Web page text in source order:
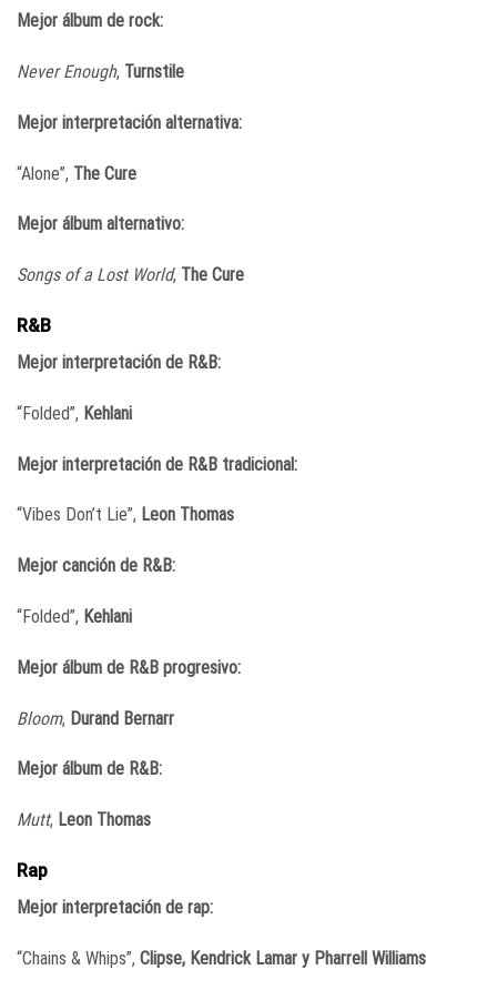
Mejor álbum de rock:
Never Enough, Turnstile
Mejor interpretación alternativa:
“Alone”, The Cure
Mejor álbum alternativo:
Songs of a Lost World, The Cure
R&B
Mejor interpretación de R&B:
“Folded”, Kehlani
Mejor interpretación de R&B tradicional:
“Vibes Don’t Lie”, Leon Thomas
Mejor canción de R&B:
“Folded”, Kehlani
Mejor álbum de R&B progresivo:
Bloom, Durand Bernarr
Mejor álbum de R&B:
Mutt, Leon Thomas
Rap
Mejor interpretación de rap:
“Chains & Whips”, Clipse, Kendrick Lamar y Pharrell Williams